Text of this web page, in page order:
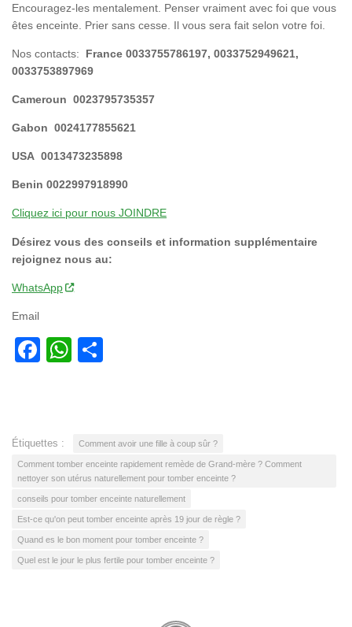
Encouragez-les mentalement. Penser vraiment avec foi que vous
êtes enceinte. Prier sans cesse. Il vous sera fait selon votre foi.
Nos contacts:
France 0033755786197, 0033752949621,
0033753897969
Cameroun 0023795735357
Gabon 0024177855621
USA 0013473235898
Benin 0022997918990
Cliquez ici pour nous JOINDRE
Désirez vous des conseils et information supplémentaire
rejoignez nous au:
WhatsApp
Email
Facebook
WhatsApp
Étiquettes : Comment avoir une fille à coup sûr ?
Comment tomber enceinte rapidement remède de Grand-mère ? Comment
nettoyer son utérus naturellement pour tomber enceinte ?
conseils pour tomber enceinte naturellement
Est-ce qu'on peut tomber enceinte après 19 jour de règle ?
Quand es le bon moment pour tomber enceinte ?
Quel est le jour le plus fertile pour tomber enceinte ?